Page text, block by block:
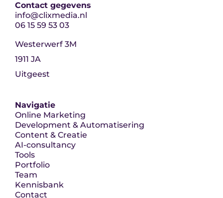
Contact gegevens
info@clixmedia.nl
06 15 59 53 03
Westerwerf 3M
1911 JA
Uitgeest
Navigatie
Online Marketing
Development & Automatisering
Content & Creatie
AI-consultancy
Tools
Portfolio
Team
Kennisbank
Contact